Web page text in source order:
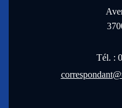
Tél. :